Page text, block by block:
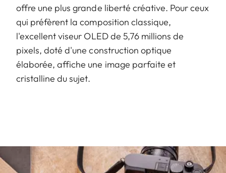
offre une plus grande liberté créative. Pour ceux
qui préfèrent la composition classique,
l'excellent viseur OLED de 5,76 millions de
pixels, doté d'une construction optique
élaborée, affiche une image parfaite et
cristalline du sujet.